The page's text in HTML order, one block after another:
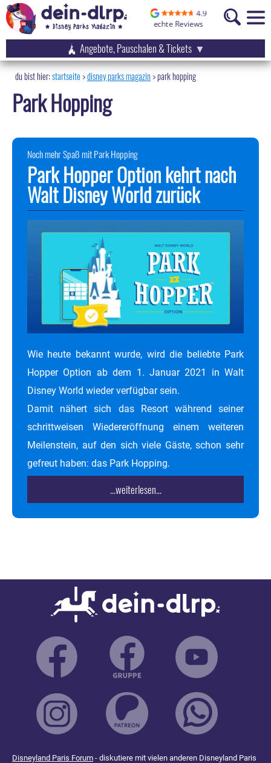
Angebote, Pauschalen & Tickets
startseite disney parks magazin>park hopping
Park Hopping
Noch mehr Spaß mit Park Hopping
Park Hopper Option kehrt nach
Walt Disney World zurück
Wie heute bekannt wurde, wird die beliebte Park
Hopper Option ab dem 1. Januar 2021 in Walt
Disney World wieder verfügbar sein.
Damit nähert sich das Resort während seiner
schrittweisen Wiedereröffnung einem weiteren
Meilenstein, auf den sich viele Gäste, schon sehr
gefreut haben: das Park Hopping.
...weiterlesen...
Disneyland Paris Forum - diskutiere mit vielen anderen Disneyland Paris